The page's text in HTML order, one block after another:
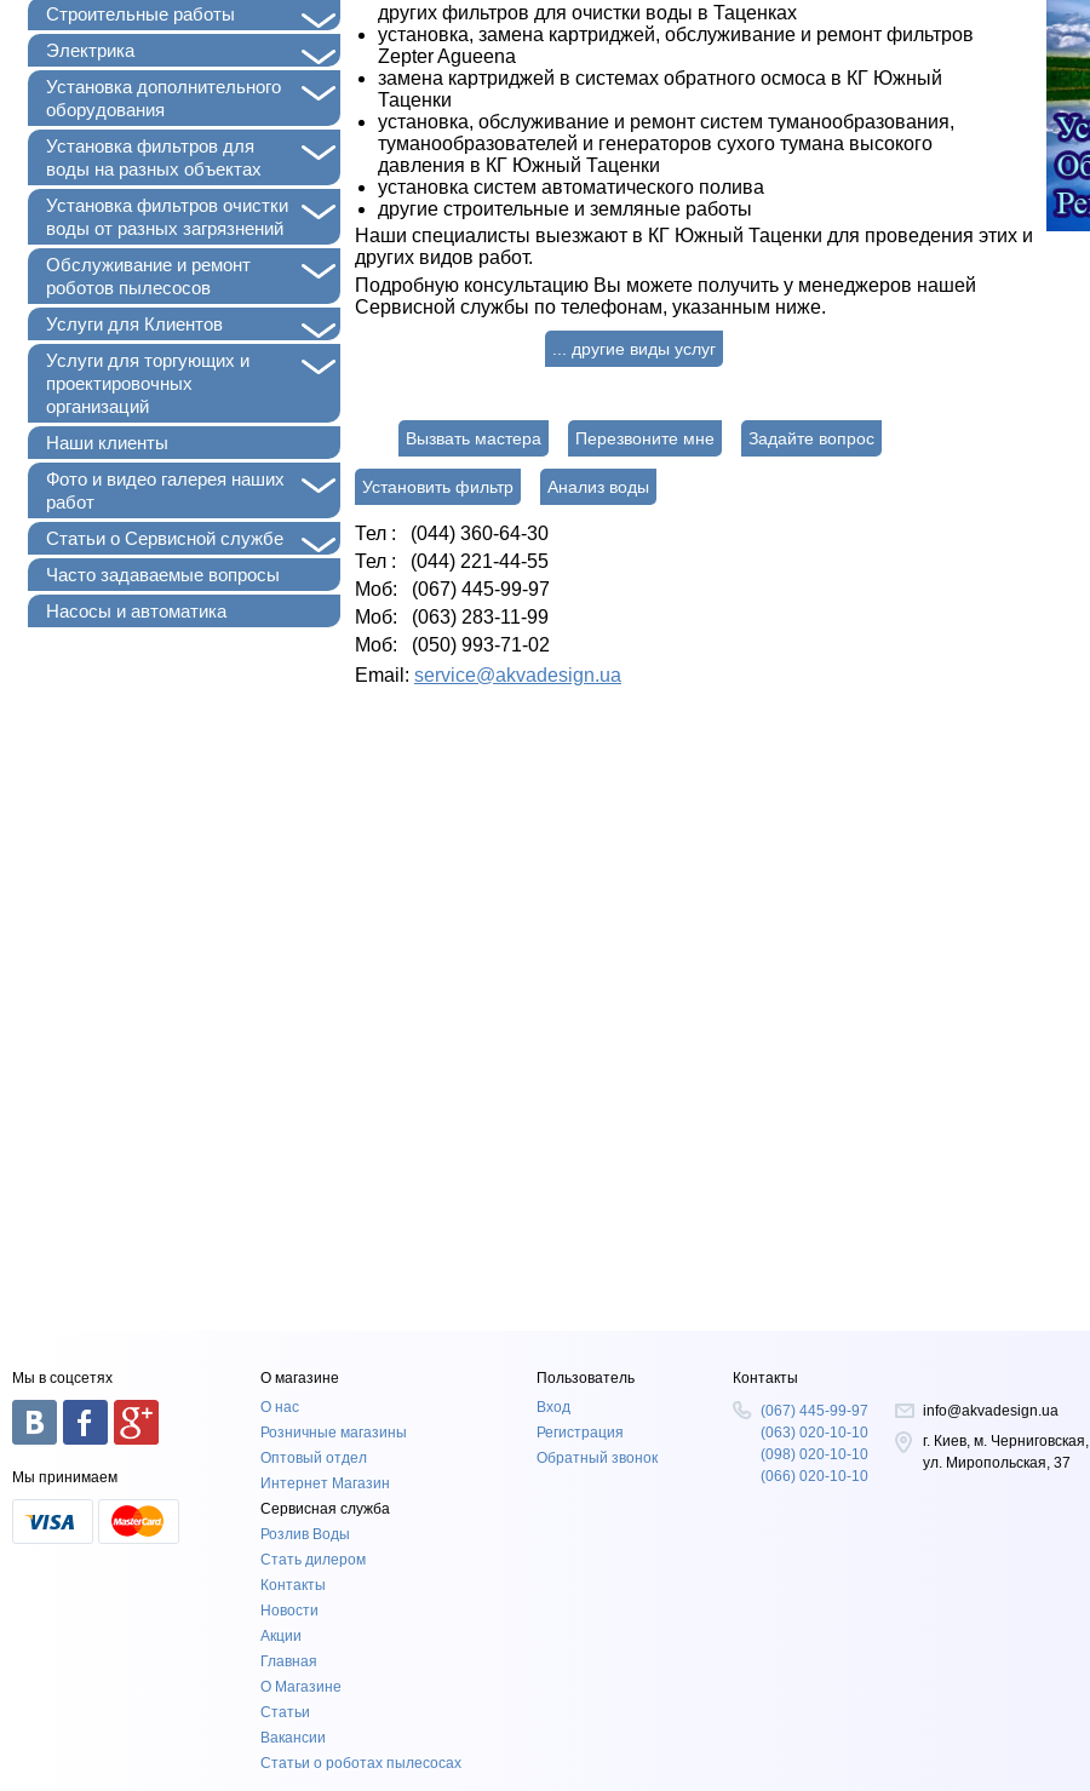
Строительные работы
Электрика
+
Установка дополнительного
оборудования
+
Установка фильтров для
воды на разных объектах
+
Установка фильтров очистки
воды от разных загрязнений
+
Обслуживание и ремонт
роботов пылесосов
Услуги для Клиентов
+
Услуги для торгующих и
проектировочных
организаций
Наши клиенты
+
Фото и видео галерея наших
работ
+
Статьи о Сервисной службе
Часто задаваемые вопросы
Насосы и автоматика
других фильтров для очистки воды в Таценках
установка, замена картриджей, обслуживание и ремонт фильтров
Zepter Agueena
замена картриджей в системах обратного осмоса в КГ Южный
Таценки
установка, обслуживание и ремонт систем туманообразования,
туманообразователей и генераторов сухого тумана высокого
давления в КГ Южный Таценки
установка систем автоматического полива
другие строительные и земляные работы
Наши специалисты выезжают в КГ Южный Таценки для проведения этих и
других видов работ.
Подробную консультацию Вы можете получить у менеджеров нашей
Сервисной службы по телефонам, указанным ниже.
... другие виды услуг
Вызвать мастера Перезвоните мне Задайте вопрос
Установить фильтр Анализ воды
Тел : (044) 360-64-30
Тел : (044) 221-44-55
Моб: (067) 445-99-97
Моб: (063) 283-11-99
Моб: (050) 993-71-02
Email: service@akvadesign.ua
Мы в соцсетях
Мы принимаем
О магазине
О нас
Розничные магазины
Оптовый отдел
Интернет Магазин
Сервисная служба
Розлив Воды
Стать дилером
Контакты
Новости
Акции
Главная
О Магазине
Статьи
Вакансии
Статьи о роботах пылесосах
Пользователь
Вход
Регистрация
Обратный звонок
Контакты
(067) 445-99-97
(063) 020-10-10
(098) 020-10-10
(066) 020-10-10
info@akvadesign.ua
г. Киев, м. Черниговская,
ул. Миропольская, 37